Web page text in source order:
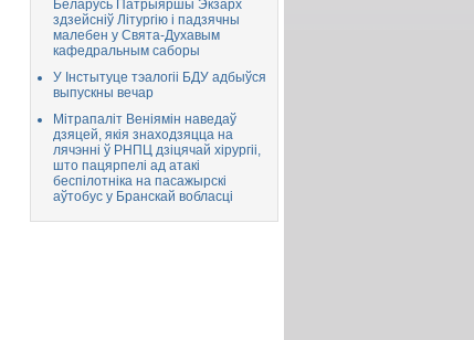
Беларусь Патрыяршы Экзарх
здзейсніў Літургію і падзячны
малебен у Свята-Духавым
кафедральным саборы
У Інстытуце тэалогіі БДУ адбыўся
выпускны вечар
Мітрапаліт Веніямін наведаў
дзяцей, якія знаходзяцца на
лячэнні ў РНПЦ дзіцячай хірургіі,
што пацярпелі ад атакі
беспілотніка на пасажырскі
аўтобус у Бранскай вобласці